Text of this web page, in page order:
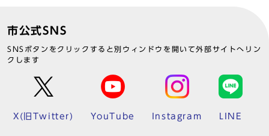
市公式SNS
SNSボタンをクリックすると別ウィンドウを開いて外部サイトへリン
クします
X(旧Twitter) YouTube Instagram LINE